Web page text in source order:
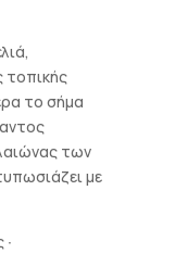
τοπικής
το σήμα
των
με